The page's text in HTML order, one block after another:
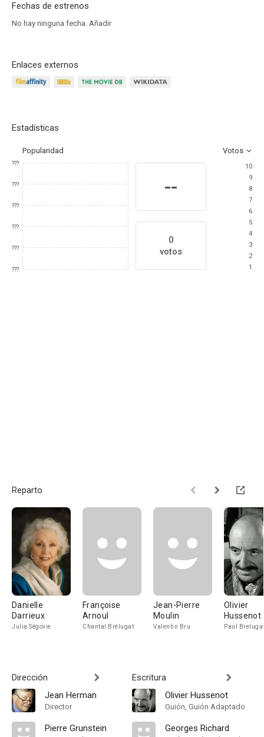
Fechas de estrenos
No hay ninguna fecha. Añadir
Enlaces externos
Estadísticas
Popularidad Votos
???
???
???
???
???
???
--
0
votos
10
9
8
7
6
5
4
3
2
1
Reparto
Danielle
Darrieux
Julia Ségovie
Françoise
Arnoul
Chantal Brélugat
Jean-Pierre
Moulin
Valentin Bru
Olivier
Hussenot
Paul
Dirección
Jean Herman
Director
Pierre Grunstein
Escritura
Olivier Hussenot
Guión, Guión Adaptado
Georges Richard